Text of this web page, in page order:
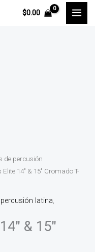
$0.00
de percusión
14″ & 15″ Cromado T-
latina,
& 15″